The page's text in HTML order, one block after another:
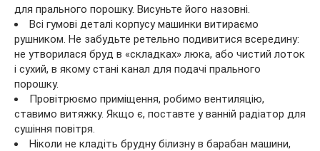
для прального порошку. Висуньте його назовні.
Всі гумові деталі корпусу машинки витираємо
рушником. Не забудьте ретельно подивитися всередину:
не утворилася бруд в «складках» люка, або чистий лоток
і сухий, в якому стані канал для подачі прального
порошку.
Провітрюємо приміщення, робимо вентиляцію,
ставимо витяжку. Якщо є, поставте у ванній радіатор для
сушіння повітря.
Ніколи не кладіть брудну білизну в барабан машини,